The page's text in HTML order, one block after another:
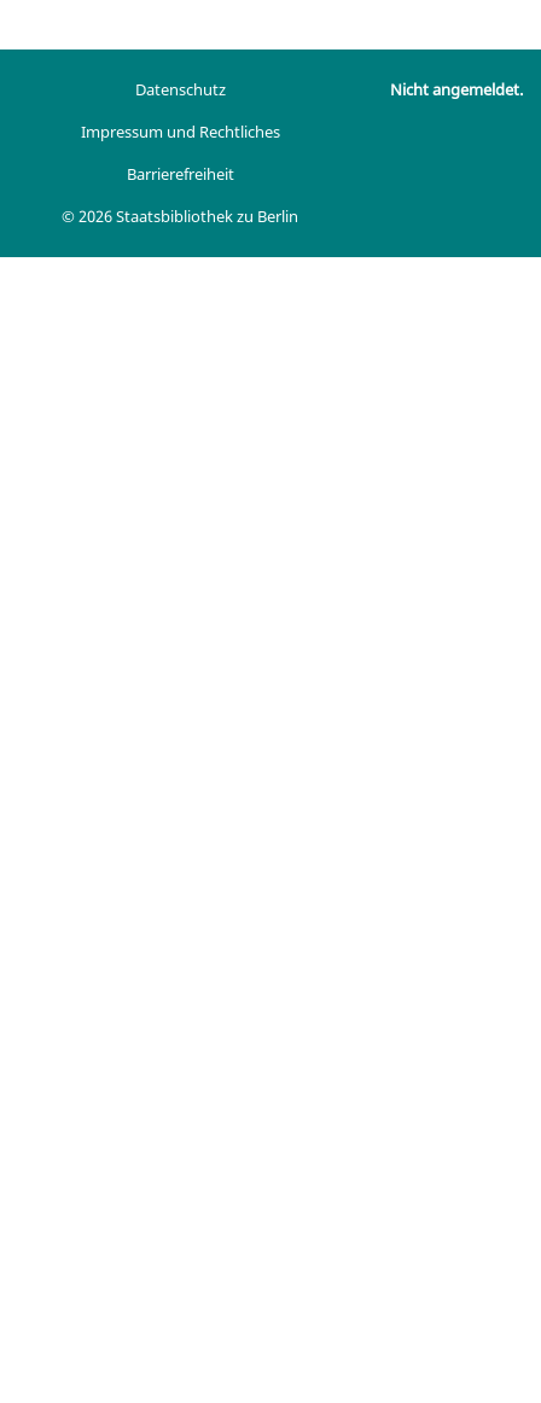
Datenschutz
Impressum und Rechtliches
Barrierefreiheit
© 2026 Staatsbibliothek zu Berlin
Nicht angemeldet.